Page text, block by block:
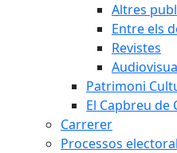
Altres
Entre els
Revistes
Patrimoni
El Capbreu de
Carrerer
Processos